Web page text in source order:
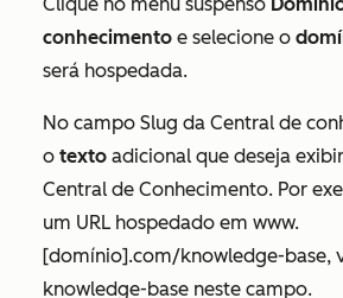
conhecimento e selecione o
será hospedada.
No campo Slug da Central de
o texto adicional que deseja
Central de Conhecimento. Por
um URL hospedado em www.
[domínio].com/knowledge-base,
knowledge-base neste campo.